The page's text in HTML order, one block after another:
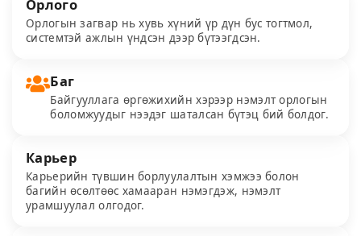
Орлого
Орлогын загвар нь хувь хүний үр дүн бус тогтмол,
системтэй ажлын үндсэн дээр бүтээгдсэн.
Баг
Байгууллага өргөжихийн хэрээр нэмэлт орлогын
боломжуудыг нээдэг шаталсан бүтэц бий болдог.
Карьeр
Карьeрийн түвшин борлуулалтын хэмжээ болон
багийн өсөлтөөс хамааран нэмэгдэж, нэмэлт
урамшуулал олгодог.